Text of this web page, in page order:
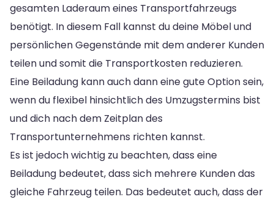
gesamten Laderaum eines Transportfahrzeugs
benötigt. In diesem Fall kannst du deine Möbel und
persönlichen Gegenstände mit dem anderer Kunden
teilen und somit die Transportkosten reduzieren.
Eine Beiladung kann auch dann eine gute Option sein,
wenn du flexibel hinsichtlich des Umzugstermins bist
und dich nach dem Zeitplan des
Transportunternehmens richten kannst.
Es ist jedoch wichtig zu beachten, dass eine
Beiladung bedeutet, dass sich mehrere Kunden das
gleiche Fahrzeug teilen. Das bedeutet auch, dass der